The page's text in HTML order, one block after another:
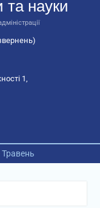
та науки
1,
Травень